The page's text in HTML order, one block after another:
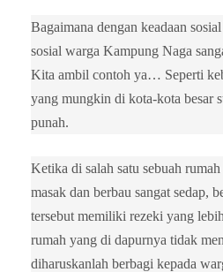
Bagaimana dengan keadaan
sosial warga Kampung Naga
Kita ambil contoh ya… Seperti
yang mungkin di kota-kota besar
punah.
Ketika di salah satu sebuah
masak dan berbau sangat sedap,
tersebut memiliki rezeki yang
rumah yang di dapurnya tidak
diharuskanlah berbagi kepada